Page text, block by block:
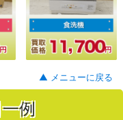
▲ メニューに戻る
例